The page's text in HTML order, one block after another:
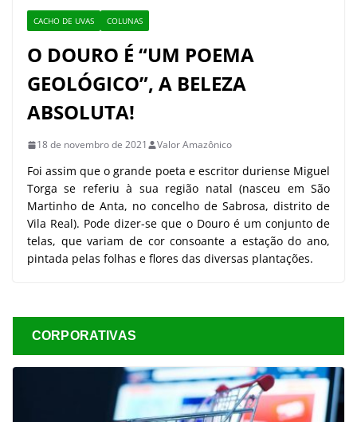
CACHO DE UVAS COLUNAS
O DOURO É “UM POEMA
GEOLÓGICO”, A BELEZA
ABSOLUTA!
18 de novembro de 2021 Valor Amazônico
Foi assim que o grande poeta e escritor duriense Miguel
Torga se referiu à sua região natal (nasceu em São
Martinho de Anta, no concelho de Sabrosa, distrito de
Vila Real). Pode dizer-se que o Douro é um conjunto de
telas, que variam de cor consoante a estação do ano,
pintada pelas folhas e flores das diversas plantações.
CORPORATIVAS